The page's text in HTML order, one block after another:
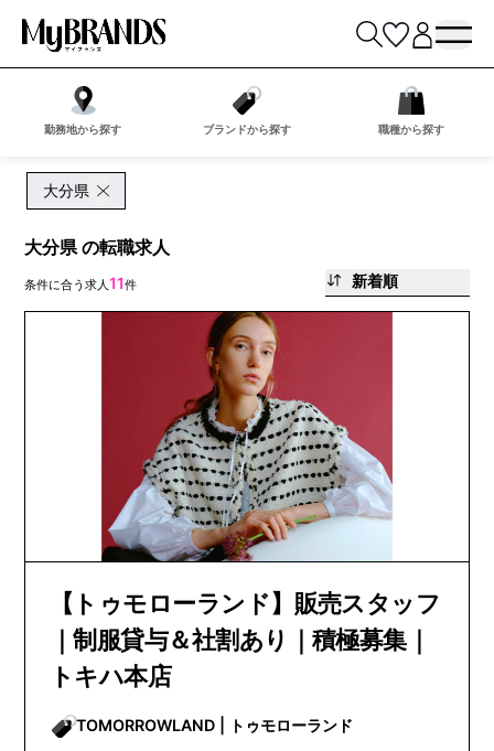
勤務地から探す ブランドから探す 職種から探す
大分県
大分県 の転職求人
条件に合う求人11件 新着順
【トゥモローランド】販売スタッフ
｜制服貸与＆社割あり｜積極募集｜
トキハ本店
TOMORROWLAND | トゥモローランド